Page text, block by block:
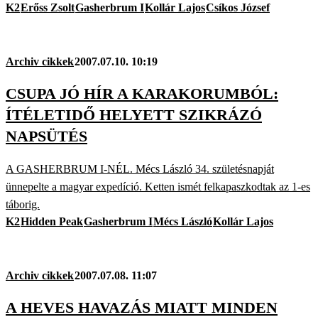
K2Erőss ZsoltGasherbrum IKollár LajosCsíkos József
Archiv cikkek2007.07.10. 10:19
CSUPA JÓ HÍR A KARAKORUMBÓL:
ÍTÉLETIDŐ HELYETT SZIKRÁZÓ
NAPSÜTÉS
A GASHERBRUM I-NÉL. Mécs László 34. születésnapját
ünnepelte a magyar expedíció. Ketten ismét felkapaszkodtak az 1-es
táborig.
K2Hidden PeakGasherbrum IMécs LászlóKollár Lajos
Archiv cikkek2007.07.08. 11:07
A HEVES HAVAZÁS MIATT MINDEN